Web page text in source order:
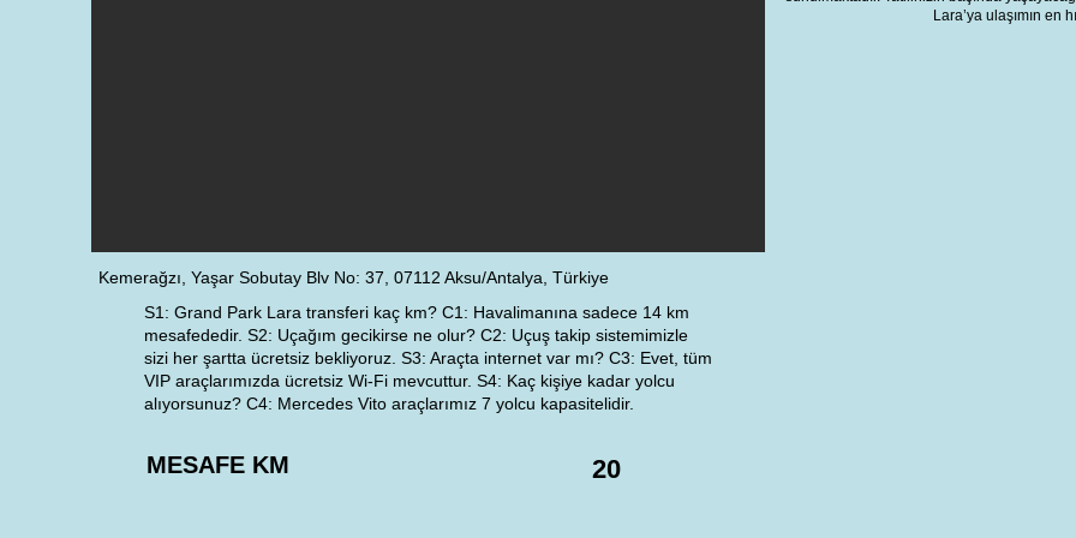
Kemerağzı, Yaşar Sobutay Blv No: 37, 07112 Aksu/Antalya, Türkiye
S1: Grand Park Lara transferi kaç km? C1: Havalimanına sadece 14 km
mesafededir. S2: Uçağım gecikirse ne olur? C2: Uçuş takip sistemimizle
sizi her şartta ücretsiz bekliyoruz. S3: Araçta internet var mı? C3: Evet, tüm
VIP araçlarımızda ücretsiz Wi-Fi mevcuttur. S4: Kaç kişiye kadar yolcu
alıyorsunuz? C4: Mercedes Vito araçlarımız 7 yolcu kapasitelidir.
MESAFE KM 20
Lara’ya ulaşımın en